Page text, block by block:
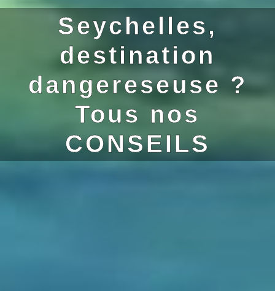
Seychelles,
destination
dangereseuse ?
Tous nos
CONSEILS